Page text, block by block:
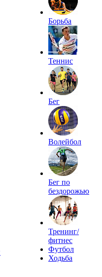
Борьба
Теннис
Бег
Волейбол
Бег по
бездорожью
Тренинг/
фитнес
Футбол
Ходьба